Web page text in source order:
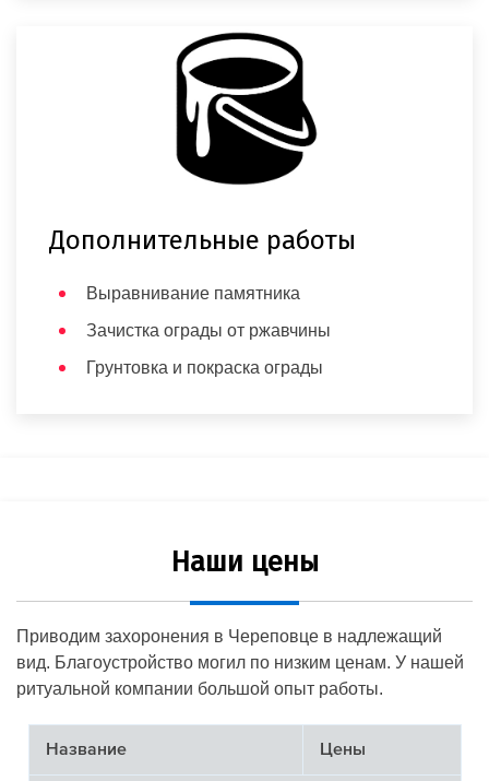
Дополнительные работы
Выравнивание памятника
Зачистка ограды от ржавчины
Грунтовка и покраска ограды
Наши цены
Приводим захоронения в Череповце в надлежащий
вид. Благоустройство могил по низким ценам. У нашей
ритуальной компании большой опыт работы.
Название Цены